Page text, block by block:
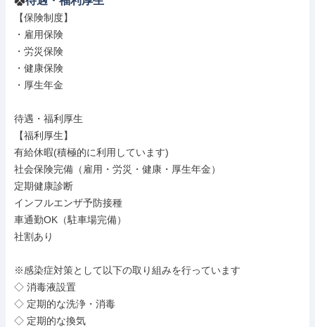
【保険制度】
・雇用保険
・労災保険
・健康保険
・厚生年金
待遇・福利厚生
【福利厚生】
有給休暇(積極的に利用しています)
社会保険完備（雇用・労災・健康・厚生年金）
定期健康診断
インフルエンザ予防接種
車通勤OK（駐車場完備）
社割あり
※感染症対策として以下の取り組みを行っています
◇ 消毒液設置
◇ 定期的な洗浄・消毒
◇ 定期的な換気